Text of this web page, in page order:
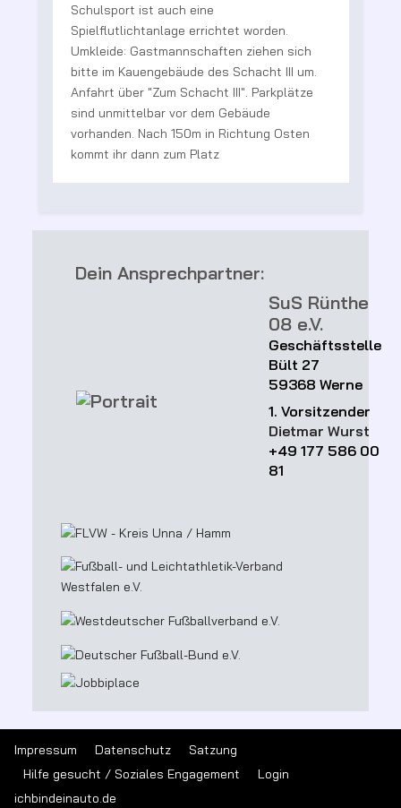
Schulsport ist auch eine
Spielflutlichtanlage errichtet worden.
Umkleide: Gastmannschaften ziehen sich
bitte im Kauengebäude des Schacht III um.
Anfahrt über "Zum Schacht III". Parkplätze
sind unmittelbar vor dem Gebäude
vorhanden. Nach 150m in Richtung Osten
kommt ihr dann zum Platz
Dein Ansprechpartner:
SuS Rünthe
08 e.V.
Geschäftsstelle
Bült 27
59368 Werne
1. Vorsitzender
Dietmar Wurst
+49 177 586 00
81
Impressum Datenschutz
Satzung
Hilfe gesucht / Soziales Engagement
Login
ichbindeinauto.de